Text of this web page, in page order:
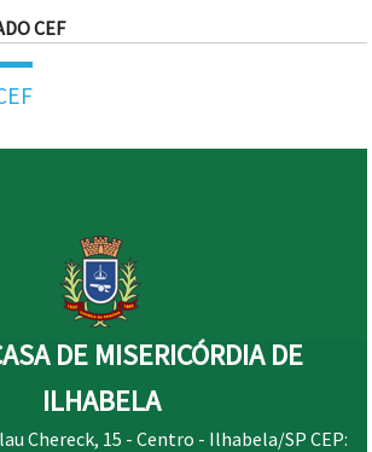
CEF
DE MISERICÓRDIA DE
ILHABELA
Chereck, 15 - Centro - Ilhabela/SP CEP: